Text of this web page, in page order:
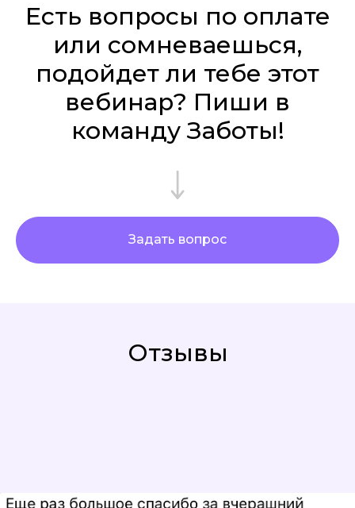
Есть вопросы по оплате
или сомневаешься,
подойдет ли тебе этот
вебинар? Пиши в
команду Заботы!
Задать вопрос
Отзывы